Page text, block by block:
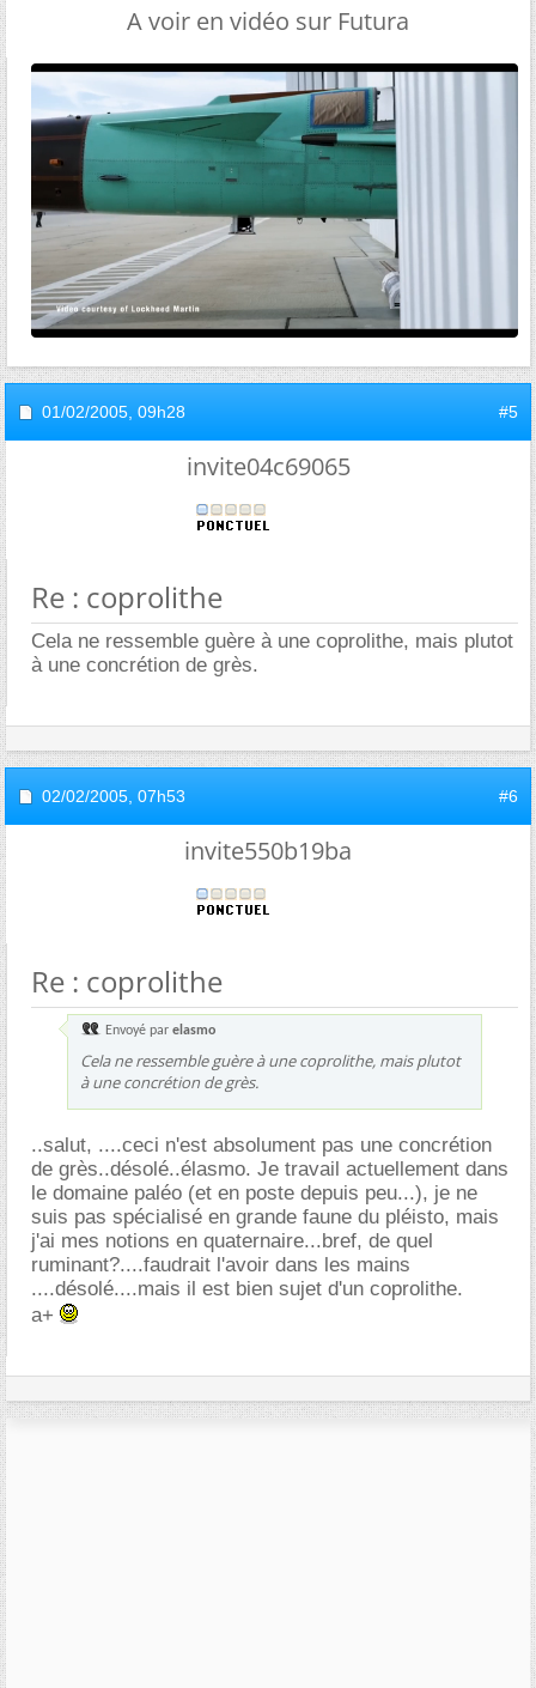
A voir en vidéo sur Futura
01/02/2005, 09h28 #5
invite04c69065
Re : coprolithe
Cela ne ressemble guère à une coprolithe, mais plutot
à une concrétion de grès.
02/02/2005, 07h53 #6
invite550b19ba
Re : coprolithe
Envoyé par elasmo
Cela ne ressemble guère à une coprolithe, mais plutot
à une concrétion de grès.
..salut, ....ceci n'est absolument pas une concrétion
de grès..désolé..élasmo. Je travail actuellement dans
le domaine paléo (et en poste depuis peu...), je ne
suis pas spécialisé en grande faune du pléisto, mais
j'ai mes notions en quaternaire...bref, de quel
ruminant?....faudrait l'avoir dans les mains
....désolé....mais il est bien sujet d'un coprolithe.
a+